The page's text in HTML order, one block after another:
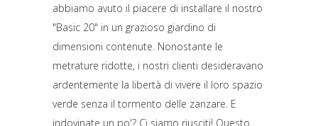
abbiamo avuto il piacere di installare il nostro
"Basic 20" in un grazioso giardino di
dimensioni contenute. Nonostante le
metrature ridotte, i nostri clienti desideravano
ardentemente la libertà di vivere il loro spazio
verde senza il tormento delle zanzare. E
indovinate un po'? Ci siamo riusciti! Questo